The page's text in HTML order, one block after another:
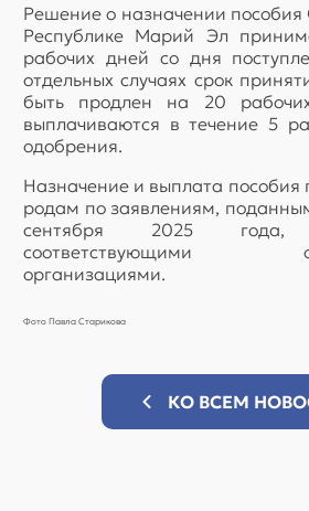
Решение о назначении
Республике Марий Эл
рабочих дней со дня
отдельных случаях срок
быть продлен на 20
выплачиваются в течение 5
одобрения.
Назначение и выплата пособия
родам по заявлениям,
сентября 2025 года,
соответствующими
организациями.
Фото Павла Старикова
КО ВСЕМ